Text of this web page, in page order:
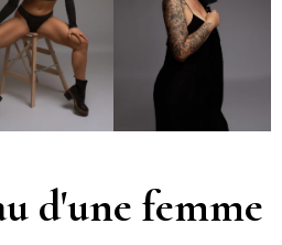
d'une femme